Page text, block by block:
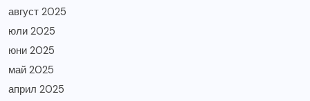
август 2025
юли 2025
юни 2025
май 2025
април 2025